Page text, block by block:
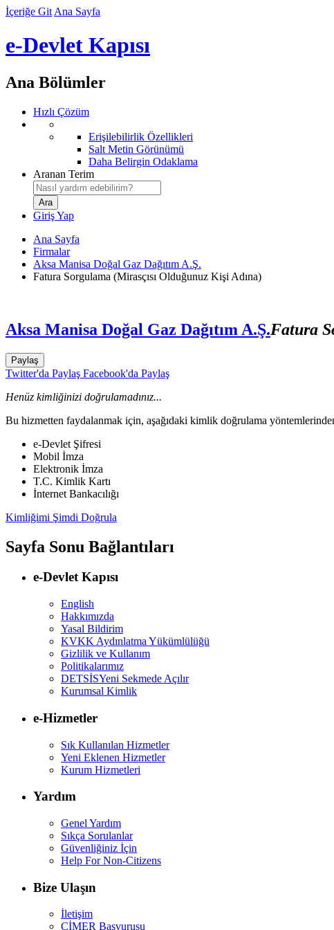
İçeriğe Git Ana Sayfa
e-Devlet Kapısı
Ana Bölümler
Hızlı Çözüm
Erişilebilirlik Özellikleri
Salt Metin Görünümü
Daha Belirgin Odaklama
Aranan Terim
Giriş Yap
Ana Sayfa
Firmalar
Aksa Manisa Doğal Gaz Dağıtım A.Ş.
Fatura Sorgulama (Mirasçısı Olduğunuz Kişi Adına)
Aksa Manisa Doğal Gaz Dağıtım A.Ş.Fatura
Paylaş
Twitter'da Paylaş Facebook'da Paylaş
Henüz kimliğinizi doğrulamadınız...
Bu hizmetten faydalanmak için, aşağıdaki kimlik doğrulama
e-Devlet Şifresi
Mobil İmza
Elektronik İmza
T.C. Kimlik Kartı
İnternet Bankacılığı
Kimliğimi Şimdi Doğrula
Sayfa Sonu Bağlantıları
e-Devlet Kapısı
English
Hakkımızda
Yasal Bildirim
KVKK Aydınlatma Yükümlülüğü
Gizlilik ve Kullanım
Politikalarımız
DETSİSYeni Sekmede Açılır
Kurumsal Kimlik
e-Hizmetler
Sık Kullanılan Hizmetler
Yeni Eklenen Hizmetler
Kurum Hizmetleri
Yardım
Genel Yardım
Sıkça Sorulanlar
Güvenliğiniz İçin
Help For Non-Citizens
Bize Ulaşın
İletişim
CİMER Başvurusu